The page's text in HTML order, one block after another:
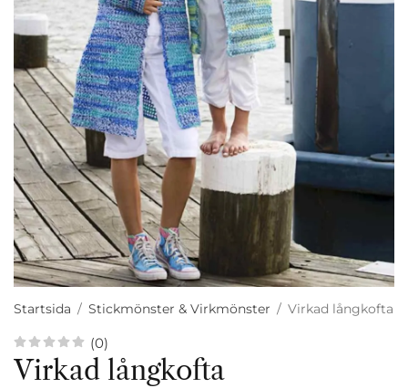
Startsida / Stickmönster & Virkmönster / Virkad långkofta
(0)
Virkad långkofta